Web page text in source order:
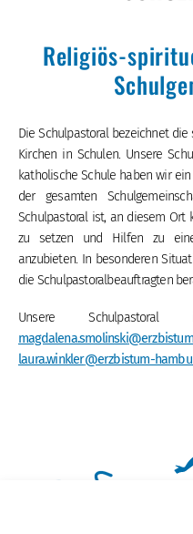
Religiös-
Die Schulpastoral bezeichnet
Kirchen in Schulen. Unsere
katholische Schule haben wir
der gesamten
Schulpastoral ist, an diesem Ort
zu setzen und Hilfen zu
anzubieten. In besonderen
die Schulpastoralbeauftragten
Unsere
magdalena.smolinski
laura.winkler@erzbistum-